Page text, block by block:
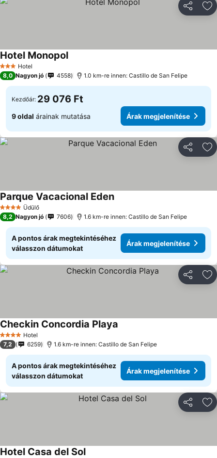
3 Kategória
Hotel
Hotel Monopol
8,0 Nagyon jó 4558 1.0 km-re innen: Castillo de San Felipe
Kezdőár: 29 076 Ft
9 oldal árainak mutatása Árak megjelenítése
4 KategóriaÜdülő
Parque Vacacional Eden
8,2 Nagyon jó 7606 1.6 km-re innen: Castillo de San Felipe
A pontos árak megtekintéséhez
válasszon dátumokat
Árak megjelenítése
4 KategóriaHotel
Checkin Concordia Playa
7,2 6259 1.6 km-re innen: Castillo de San Felipe
A pontos árak megtekintéséhez
válasszon dátumokat
Árak megjelenítése
Hotel Casa del Sol